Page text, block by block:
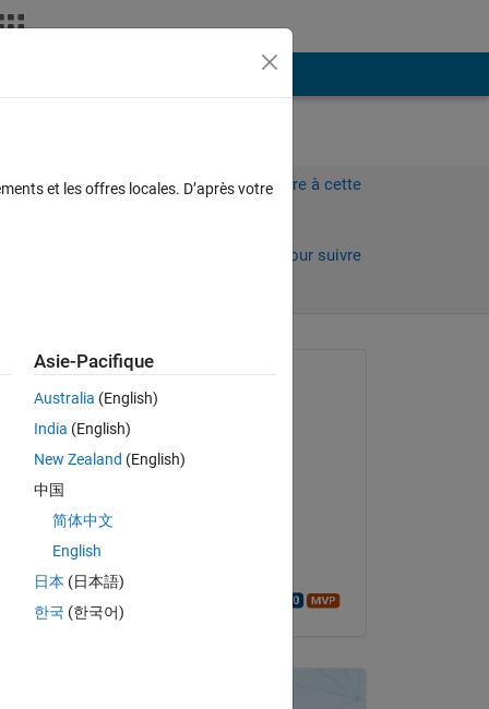
Connectez-vous pour répondre à cette
Connectez-vous pour suivre
Valerio Gianforte
le 4 Mar 2020
le 4 Mar 2020
Acceptée :
et les offres locales. D’après votre
Asie-Pacifique
Australia (English)
India (English)
New Zealand (English)
中国
简体中文
English
日本 (日本語)
한국 (한국어)